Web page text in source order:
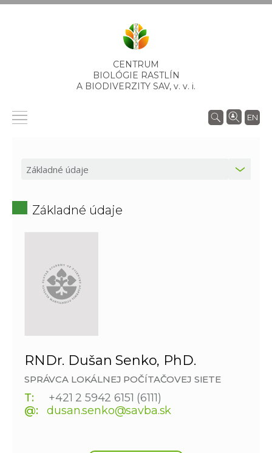
CENTRUM
BIOLÓGIE RASTLÍN
A BIODIVERZITY SAV, v. v. i.
EN
Základné údaje
RNDr. Dušan Senko, PhD.
SPRÁVCA LOKÁLNEJ POČÍTAČOVEJ SIETE
T:
+421 2 5942 6151 (6111)
@:
dusan.senko@savba.sk